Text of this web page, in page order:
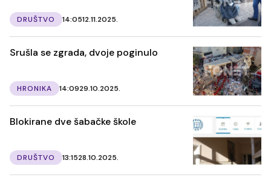
DRUŠTVO 14:0512.11.2025.
Srušla se zgrada, dvoje poginulo
HRONIKA 14:0929.10.2025.
Blokirane dve šabačke škole
DRUŠTVO 13:1528.10.2025.